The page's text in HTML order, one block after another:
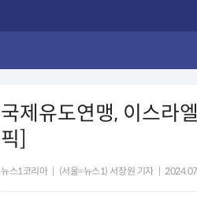
국제유도연맹, 이스라
픽]
뉴스1코리아 (서울=뉴스1) 서장원 기자